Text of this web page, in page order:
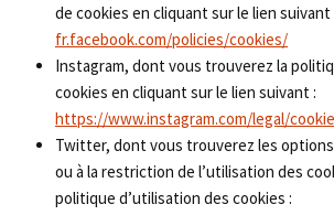
de cookies en cliquant sur le lien suivant
fr.facebook.com/policies/cookies/
Instagram, dont vous trouverez la
cookies en cliquant sur le lien suivant :
https://www.instagram.com/legal/
Twitter, dont vous trouverez les
ou à la restriction de l’utilisation des
politique d’utilisation des cookies :